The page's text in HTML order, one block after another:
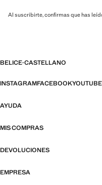
Al suscribirte, confirmas que has
BELICE·CASTELLANO
INSTAGRAMFACEBOOKYOUTUBE
AYUDA
MIS COMPRAS
DEVOLUCIONES
EMPRESA